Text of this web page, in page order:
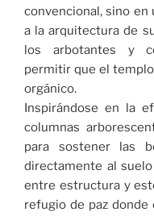
convencional, sino en
a la arquitectura de
los arbotantes y
permitir que el
orgánico.
Inspirándose en la
columnas
para sostener las
directamente al
entre estructura y
refugio de paz donde